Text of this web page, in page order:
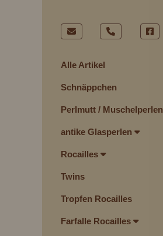
Alle Artikel
Schnäppchen
Perlmutt / Muschelperlen
antike Glasperlen
Rocailles
Twins
Tropfen Rocailles
Farfalle Rocailles